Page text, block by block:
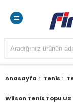
Anasayfa Tenis
Wilson Tenis Topu